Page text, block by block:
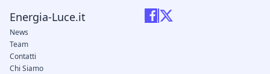
Energia-Luce.it
News
Team
Contatti
Chi Siamo